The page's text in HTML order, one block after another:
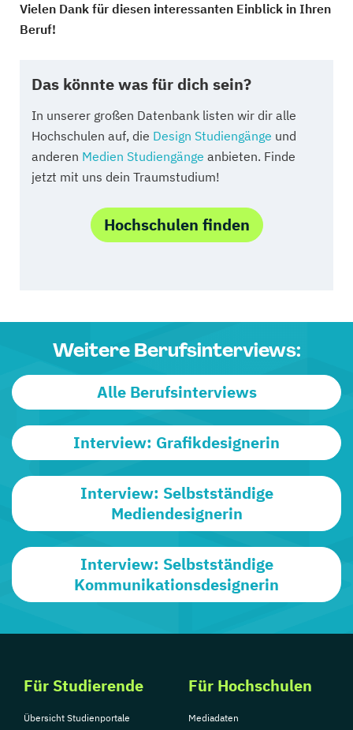
Vielen Dank für diesen interessanten Einblick in Ihren
Beruf!
Das könnte was für dich sein?
In unserer großen Datenbank listen wir dir alle
Hochschulen auf, die Design Studiengänge und
anderen Medien Studiengänge anbieten. Finde
jetzt mit uns dein Traumstudium!
Hochschulen finden
Weitere Berufsinterviews:
Alle Berufsinterviews
Interview: Grafikdesignerin
Interview: Selbstständige
Mediendesignerin
Interview: Selbstständige
Kommunikationsdesignerin
Für Studierende
Übersicht Studienportale
Für Hochschulen
Mediadaten